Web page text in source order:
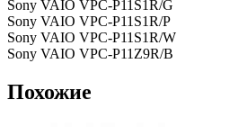
Sony VAIO VPC-P11S1R/G
Sony VAIO VPC-P11S1R/P
Sony VAIO VPC-P11S1R/W
Sony VAIO VPC-P11Z9R/B
Похожие